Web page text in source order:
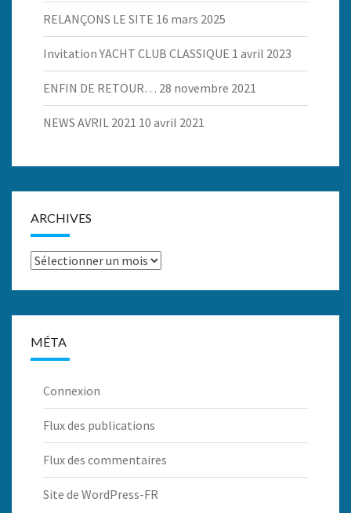
RELANÇONS LE SITE 16 mars 2025
Invitation YACHT CLUB CLASSIQUE 1 avril 2023
ENFIN DE RETOUR… 28 novembre 2021
NEWS AVRIL 2021 10 avril 2021
ARCHIVES
Archives
MÉTA
Connexion
Flux des publications
Flux des commentaires
Site de WordPress-FR